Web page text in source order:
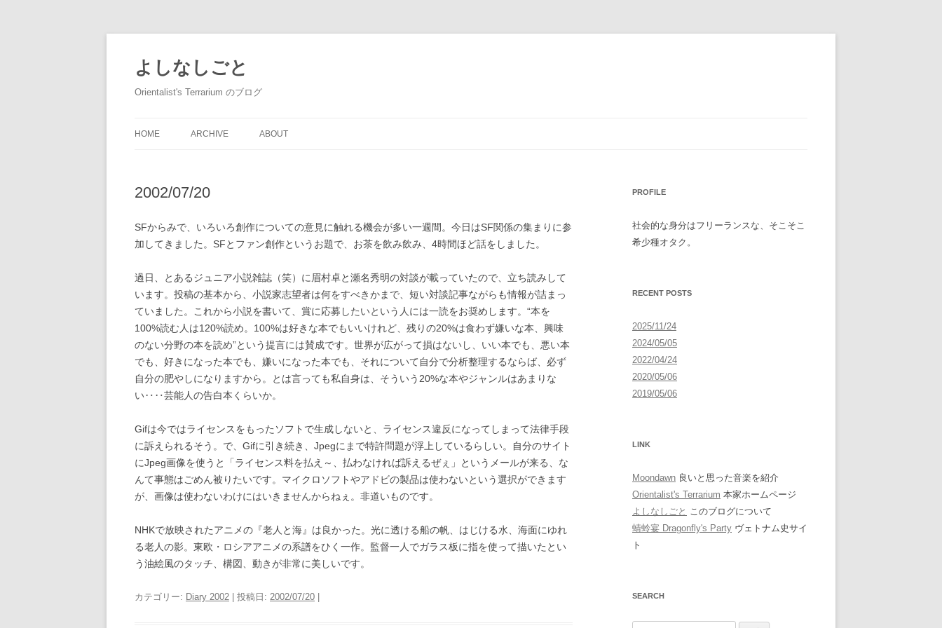
テ
ン
ツ
へ
ス
よしなしごと
Orientalist's Terrarium のブログ
HOME ARCHIVE ABOUT
2002/07/20
SFからみで、いろいろ創作についての意見に触れる機会が多い一週間。今日はSF関係の集まりに参
加してきました。SFとファン創作というお題で、お茶を飲み飲み、4時間ほど話をしました。
過日、とあるジュニア小説雑誌（笑）に眉村卓と瀬名秀明の対談が載っていたので、立ち読みして
います。投稿の基本から、小説家志望者は何をすべきかまで、短い対談記事ながらも情報が詰まっ
ていました。これから小説を書いて、賞に応募したいという人には一読をお奨めします。“本を
100%読む人は120%読め。100%は好きな本でもいいけれど、残りの20%は食わず嫌いな本、興味
のない分野の本を読め”という提言には賛成です。世界が広がって損はないし、いい本でも、悪い本
でも、好きになった本でも、嫌いになった本でも、それについて自分で分析整理するならば、必ず
自分の肥やしになりますから。とは言っても私自身は、そういう20%な本やジャンルはあまりな
い‥‥芸能人の告白本くらいか。
Gifは今ではライセンスをもったソフトで生成しないと、ライセンス違反になってしまって法律手段
に訴えられるそう。で、Gifに引き続き、Jpegにまで特許問題が浮上しているらしい。自分のサイト
にJpeg画像を使うと「ライセンス料を払え～、払わなければ訴えるぜぇ」というメールが来る、な
んて事態はごめん被りたいです。マイクロソフトやアドビの製品は使わないという選択ができます
が、画像は使わないわけにはいきませんからねぇ。非道いものです。
NHKで放映されたアニメの『老人と海』は良かった。光に透ける船の帆、はじける水、海面にゆれ
る老人の影。東欧・ロシアアニメの系譜をひく一作。監督一人でガラス板に指を使って描いたとい
う油絵風のタッチ、構図、動きが非常に美しいです。
カテゴリー: Diary 2002 | 投稿日: 2002/07/20
PROFILE
社会的な身分はフリーランスな、そこそこ
希少種オタク。
RECENT POSTS
2025/11/24
2024/05/05
2022/04/24
2020/05/06
2019/05/06
LINK
Moondawn 良いと思った音楽を紹介
Orientalist's Terrarium 本家ホームページ
よしなしごと このブログについて
蜻蛉宴 Dragonfly's Party ヴェトナム史サイ
ト
SEARCH